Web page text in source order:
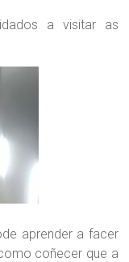
a visitar as
aprender a facer
coñecer que a